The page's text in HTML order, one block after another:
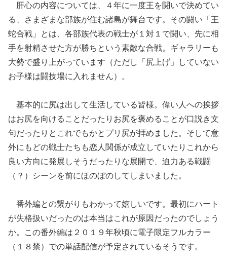
肝心の内容については、４年に一度王を闘いで決めてい
る、さまざまな部族が住む諸島が舞台です。その闘い「王
蛇合戦」とは、各部族代表の戦士が１対１で闘い、先に相
手を射精させた方が勝ちという素敵な合戦。ギャラリーも
大勢で盛り上がっています（ただし「尻上げ」していない
お子様は闘技場に入れません）。
基本的に尻は出して生活している皆様。偉い人への挨拶
はお尻を向けることだったりお尻を褒めることが口説き文
句だったりとこれでもかとプリ尻が拝めました。そして意
外にもどの戦士たちも恋人関係が成立していたりこれから
良い方向に発展しそうだったりな展開で、迫力ある戦闘
（？）シーンを前にほのぼのしてしまいました。
番外編との繋がりもわかって嬉しいです。最初にハート
が失格扱いだったのは本当はこれが原因だったのでしょう
か。この番外編は２０１９年秋頃に電子限定フルカラー
（１８禁）での単話配信が予定されているそうです。